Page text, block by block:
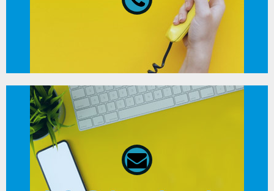
080 02 02 01